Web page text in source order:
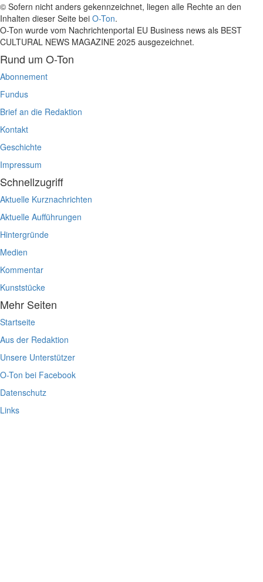
© Sofern nicht anders gekennzeichnet, liegen alle Rechte an den
Inhalten dieser Seite bei O-Ton.
O-Ton wurde vom Nachrichtenportal EU Business news als BEST
CULTURAL NEWS MAGAZINE 2025 ausgezeichnet.
Rund um O-Ton
Abonnement
Fundus
Brief an die Redaktion
Kontakt
Geschichte
Impressum
Schnellzugriff
Aktuelle Kurznachrichten
Aktuelle Aufführungen
Hintergründe
Medien
Kommentar
Kunststücke
Mehr Seiten
Startseite
Aus der Redaktion
Unsere Unterstützer
O-Ton bei Facebook
Datenschutz
Links